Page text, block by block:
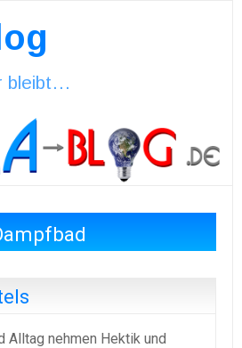
bleibt…
Alltag nehmen Hektik und